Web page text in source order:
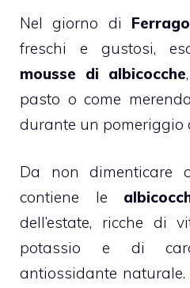
Nel giorno di
freschi e gustosi,
mousse di albicocche
pasto o come
durante un pomeriggio
Da non dimenticare
contiene le
dell’estate, ricche di
potassio e di
antiossidante naturale.